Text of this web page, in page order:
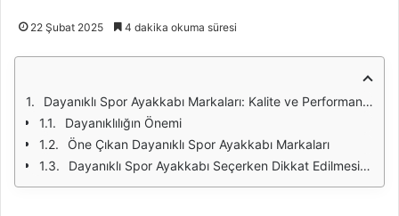
22 Şubat 2025 4 dakika okuma süresi
Dayanıklı Spor Ayakkabı Markaları: Kalite ve Performansın Buluşma Noktası
Dayanıklılığın Önemi
Öne Çıkan Dayanıklı Spor Ayakkabı Markaları
Dayanıklı Spor Ayakkabı Seçerken Dikkat Edilmesi Gerekenler